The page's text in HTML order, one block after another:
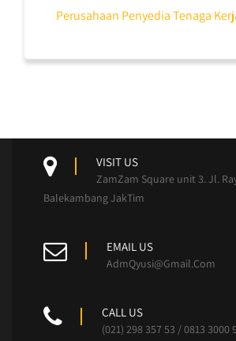
Perusahaan Penyedia Tenaga
VISIT US
ZamZam Square unit 3. Jl.
Balekambang JakTim
EMAIL US
AdmQyusi@Gmail.Com
CALL US
(021) 298 357 53 / 0813 3000